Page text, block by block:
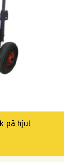
på hjul